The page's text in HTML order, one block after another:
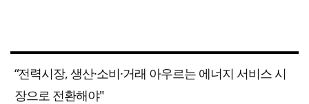
“전력시장, 생산·소비·거래 아우르는 에너지 서비스 시
장으로 전환해야"